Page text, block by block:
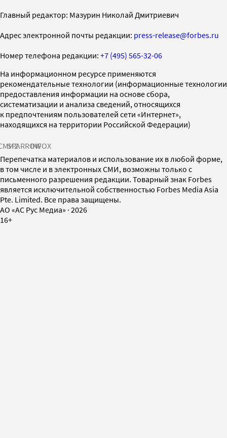
Главный редактор: Мазурин Николай Дмитриевич
Адрес электронной почты редакции: press-release@forbes.ru
Номер телефона редакции: +7 (495) 565-32-06
На информационном ресурсе применяются
рекомендательные технологии (информационные технологии
предоставления информации на основе сбора,
систематизации и анализа сведений, относящихся
к предпочтениям пользователей сети «Интернет»,
находящихся на территории Российской Федерации)
SPARROWINFOX
Перепечатка материалов и использование их в любой форме,
в том числе и в электронных СМИ, возможны только с
письменного разрешения редакции. Товарный знак Forbes
является исключительной собственностью Forbes Media Asia
Pte. Limited. Все права защищены.
AO «АС Рус Медиа» · 2026
16+